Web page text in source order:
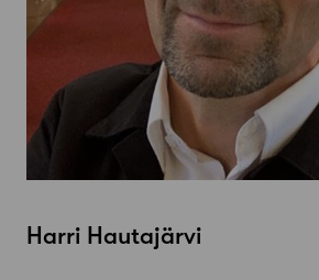
Harri Hautajärvi